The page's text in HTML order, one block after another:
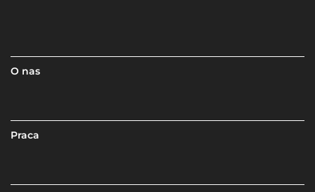
O nas
Praca